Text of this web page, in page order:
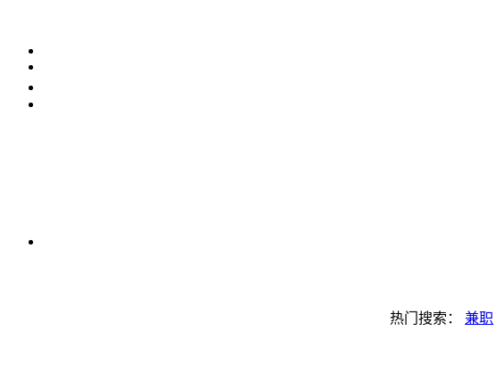
热门搜索： 兼职